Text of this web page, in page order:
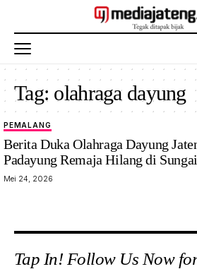
Tag: olahraga dayung
PEMALANG
Berita Duka Olahraga Dayung
Padayung Remaja Hilang di
Mei 24, 2026
Tap In! Follow Us Now